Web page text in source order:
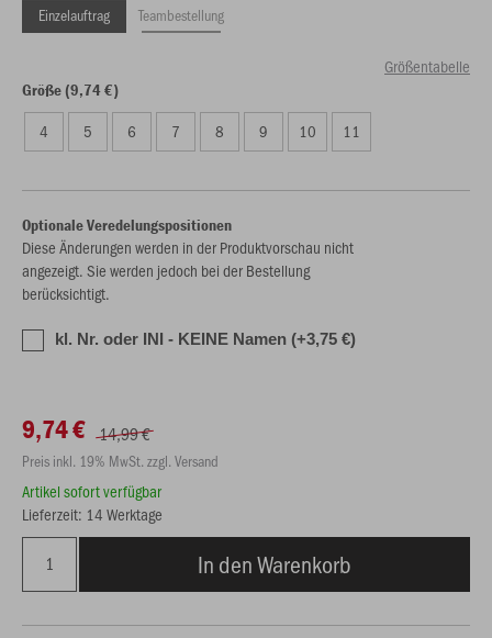
Einzelauftrag Teambestellung
Größentabelle
Größe (9,74 €)
4 5 6 7 8 9 10 11
Optionale Veredelungspositionen
Diese Änderungen werden in der Produktvorschau nicht
angezeigt. Sie werden jedoch bei der Bestellung
berücksichtigt.
kl. Nr. oder INI - KEINE Namen (+3,75 €)
9,74 € 14,99 €
Preis inkl. 19% MwSt. zzgl. Versand
Artikel sofort verfügbar
Lieferzeit: 14 Werktage
In den Warenkorb